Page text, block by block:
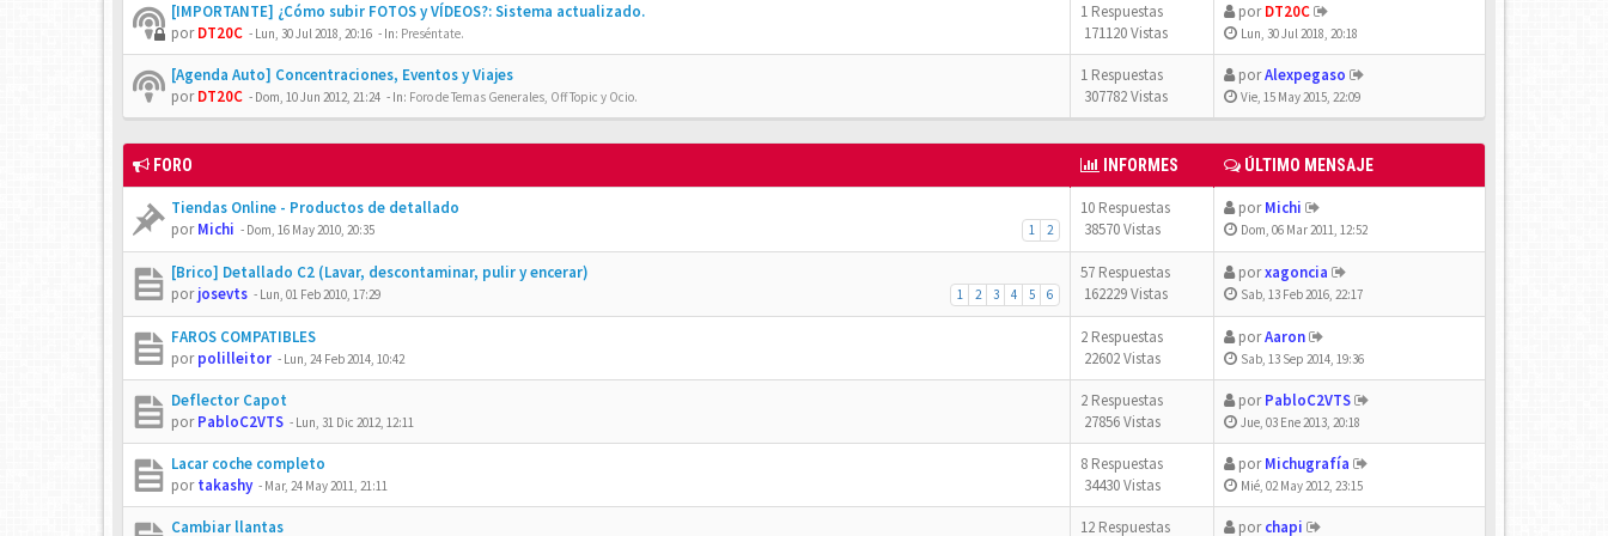
[IMPORTANTE] ¿Cómo subir FOTOS y VÍDEOS?: Sistema actualizado.
porDT20C - Lun, 30 Jul 2018, 20:16 - In: Preséntate.
1 Respuestas
171120 Vistas
porDT20C
Lun, 30 Jul 2018, 20:18
[Agenda Auto] Concentraciones, Eventos y Viajes
porDT20C - Dom, 10 Jun 2012, 21:24 - In: Foro de Temas Generales, Off Topic y Ocio.
1 Respuestas
307782 Vistas
porAlexpegaso
Vie, 15 May 2015, 22:09
FORO INFORMES ÚLTIMO MENSAJE
Tiendas Online - Productos de detallado
1 2
porMichi - Dom, 16 May 2010, 20:35
10 Respuestas
38570 Vistas
porMichi
Dom, 06 Mar 2011, 12:52
[Brico] Detallado C2 (Lavar, descontaminar, pulir y encerar)
1 2 3 4 5 6
porjosevts - Lun, 01 Feb 2010, 17:29
57 Respuestas
162229 Vistas
porxagoncia
Sab, 13 Feb 2016, 22:17
FAROS COMPATIBLES
porpolilleitor - Lun, 24 Feb 2014, 10:42
2 Respuestas
22602 Vistas
porAaron
Sab, 13 Sep 2014, 19:36
Deflector Capot
porPabloC2VTS - Lun, 31 Dic 2012, 12:11
2 Respuestas
27856 Vistas
porPabloC2VTS
Jue, 03 Ene 2013, 20:18
Lacar coche completo
portakashy - Mar, 24 May 2011, 21:11
8 Respuestas
34430 Vistas
porMichugrafía
Mié, 02 May 2012, 23:15
Cambiar llantas
12 Respuestas
porchapi